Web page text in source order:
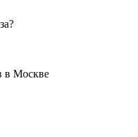
в Москве